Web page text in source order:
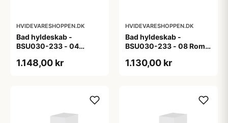
HVIDEVARESHOPPEN.DK
Bad hyldeskab -
BSU030-233 - 04
1.148,00 kr
HVIDEVARESHOPPEN.DK
Bad hyldeskab -
BSU030-233 - 08 Roma
1.130,00 kr